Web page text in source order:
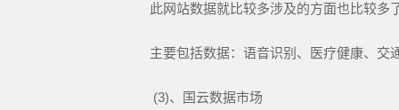
此网站数据就比较多涉及的方面也比较多
主要包括数据：语音识别、医疗健康、交
(3)、国云数据市场